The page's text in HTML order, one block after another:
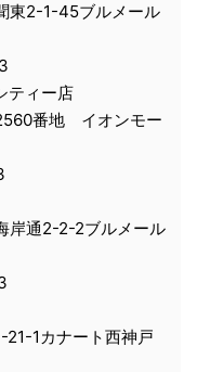
東2-1-45ブルメール
ティー店
番地 イオンモー
岸通2-2-2ブルメール
21-1カナート西神戸